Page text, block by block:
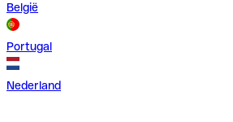
België
Portugal
Nederland